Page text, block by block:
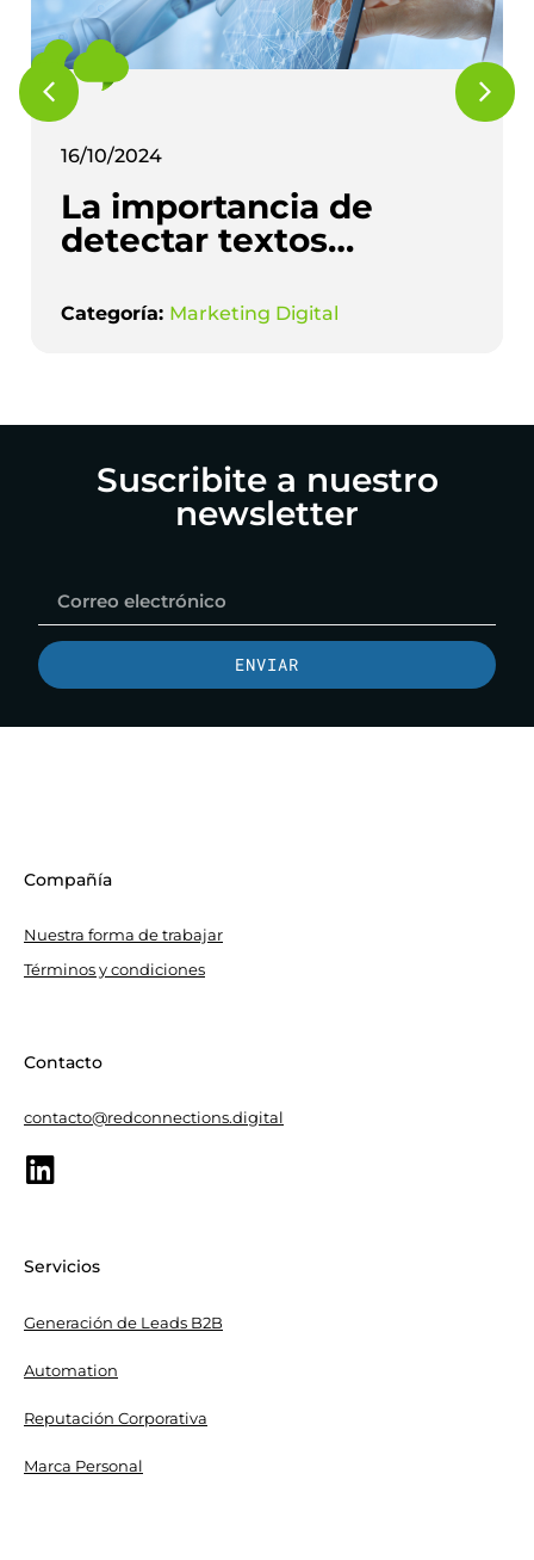
16/10/2024
La importancia de
detectar textos
Inteligencia Artificial
Categoría: Marketing Digital
Suscribite a nuestro
newsletter
ENVIAR
Compañía
Nuestra forma de trabajar
Términos y condiciones
Servicios
Generación de Leads B2B
Automation
Reputación Corporativa
Marca Personal
Contacto
contacto@redconnections.digital